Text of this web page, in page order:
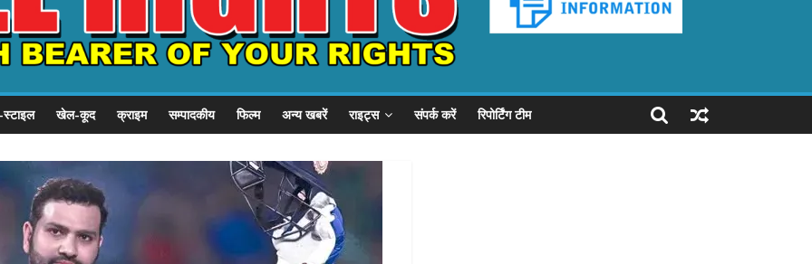
खेल-कूद क्राइम सम्पादकीय फिल्म अन्य खबरें राइट्स संपर्क करें रिपोर्टिंग टीम